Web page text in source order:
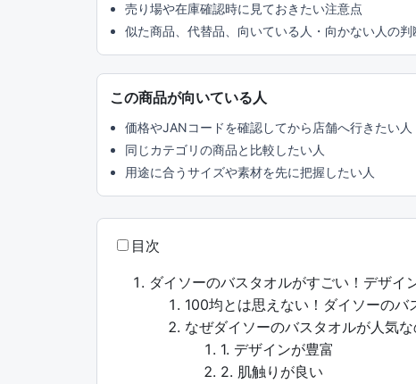
売り場や在庫確認時に見ておきたい注意点
似た商品、代替品、向いている人・向かない人の判
この商品が向いている人
価格やJANコードを確認してから店舗へ行きたい人
同じカテゴリの商品と比較したい人
用途に合うサイズや素材を先に把握したい人
目次
ダイソーのバスタオルがすごい！デザ
100均とは思えない！ダイソーのバ
なぜダイソーのバスタオルが人気な
1. デザインが豊富
2. 肌触りが良い